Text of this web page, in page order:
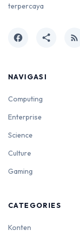
terpercaya
facebook share rss_feed
NAVIGASI
Computing
Enterprise
Science
Culture
Gaming
CATEGORIES
Konten